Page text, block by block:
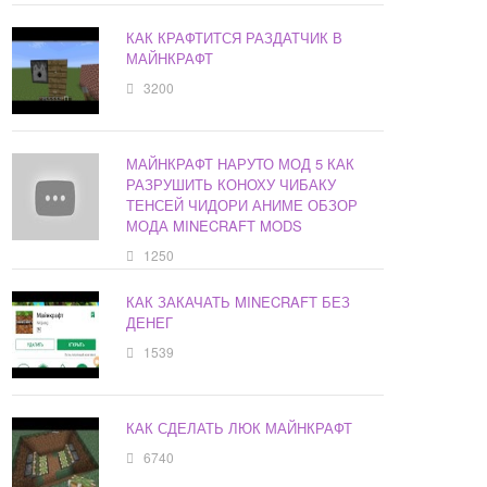
КАК КРАФТИТСЯ РАЗДАТЧИК В
МАЙНКРАФТ
3200
МАЙНКРАФТ НАРУТО МОД 5 КАК
РАЗРУШИТЬ КОНОХУ ЧИБАКУ
ТЕНСЕЙ ЧИДОРИ АНИМЕ ОБЗОР
МОДА MINECRAFT MODS
1250
КАК ЗАКАЧАТЬ MINECRAFT БЕЗ
ДЕНЕГ
1539
КАК СДЕЛАТЬ ЛЮК МАЙНКРАФТ
6740